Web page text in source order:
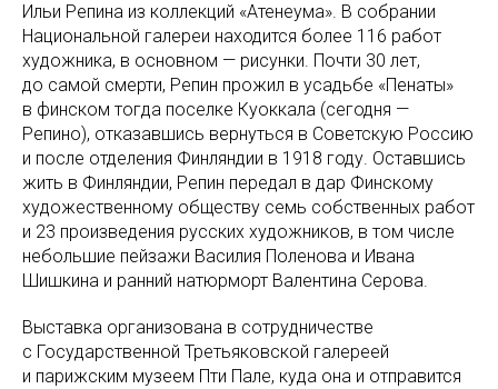
Ильи Репина из коллекций «Атенеума». В собрании
Национальной галереи находится более 116 работ
художника, в основном — рисунки. Почти 30 лет,
до самой смерти, Репин прожил в усадьбе «Пенаты»
в финском тогда поселке Куоккала (сегодня —
Репино), отказавшись вернуться в Советскую Россию
и после отделения Финляндии в 1918 году. Оставшись
жить в Финляндии, Репин передал в дар Финскому
художественному обществу семь собственных работ
и 23 произведения русских художников, в том числе
небольшие пейзажи Василия Поленова и Ивана
Шишкина и ранний натюрморт Валентина Серова.
Выставка организована в сотрудничестве
с Государственной Третьяковской галереей
и парижским музеем Пти Пале, куда она и отправится